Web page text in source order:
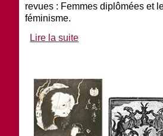
revues : Femmes diplômées et
féminisme.
Lire la suite